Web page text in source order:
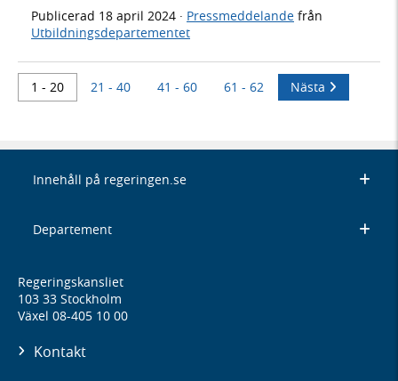
Publicerad 18 april 2024 · Pressmeddelande från
Utbildningsdepartementet
1 - 20 21 - 40 41 - 60 61 - 62 Nästa
Innehåll på regeringen.se
Departement
Regeringskansliet
103 33 Stockholm
Växel 08-405 10 00
Kontakt